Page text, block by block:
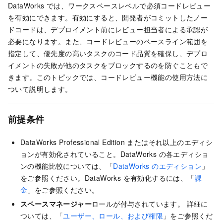
DataWorks では、ワークスペースレベルで必須コードレビュー
を有効にできます。有効にすると、開発者がコミットしたノー
ドコードは、デプロイメント前にレビュー担当者による承認が
必要になります。また、コードレビューのベースライン範囲を
指定して、優先度の高いタスクのコード品質を確保し、デプロ
イメントの失敗が他のタスクをブロックするのを防ぐこともで
きます。このトピックでは、コードレビュー機能の使用方法に
ついて説明します。
前提条件
DataWorks Professional Edition またはそれ以上のエディシ
ョンが有効化されていること。DataWorks の各エディショ
ンの機能比較については、「DataWorks のエディション 」
をご参照ください。DataWorks を有効化するには、「課
金 」をご参照ください。
スペースマネージャーロールが付与されています。 詳細に
ついては、「ユーザー、ロール、および権限 」をご参照くだ